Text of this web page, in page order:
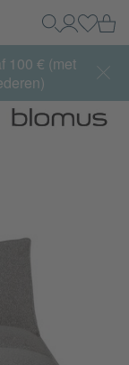
Zoeken
Mijn
bestellen
100 € (met